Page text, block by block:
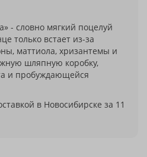
- словно мягкий поцелуй
только встает из-за
маттиола, хризантемы и
шляпную коробку,
и пробуждающейся
в Новосибирске за 11